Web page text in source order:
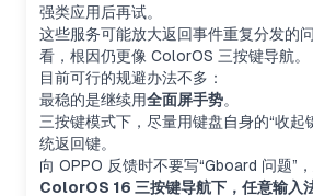
强类应用后再试。
这些服务可能放大返回事件重复分发的
看，根因仍更像 ColorOS 三按键导航。
目前可行的规避办法不多：
最稳的是继续用全面屏手势。
三按键模式下，尽量用键盘自身的“收起
统返回键。
向 OPPO 反馈时不要写“Gboard 问题”，
ColorOS 16 三按键导航下，任意输入